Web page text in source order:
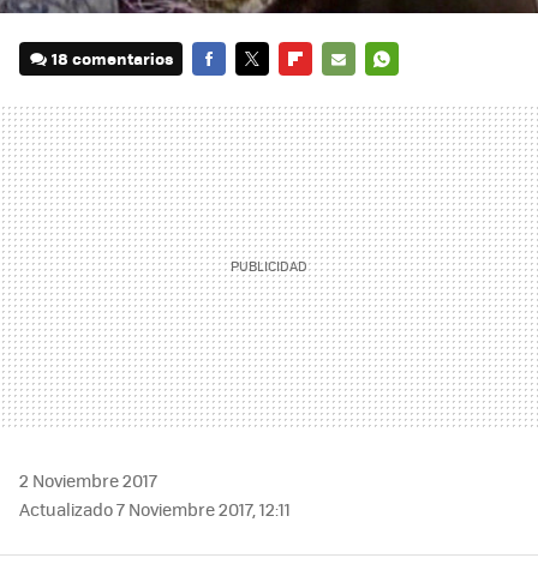
18 comentarios
MAIL
2 Noviembre 2017
Actualizado 7 Noviembre 2017, 12:11